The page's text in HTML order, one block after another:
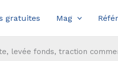
gratuites Mag
levée fonds, traction